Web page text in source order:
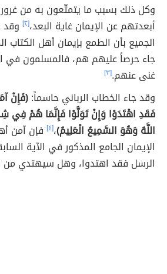
وكل ذلك بسبب ما يتمتّعون به من
أبعدتهم عن الإيمان غاية البعد،[٢]
وقد
الجميع بأن الطمع بإيمان أهل الكتاب
جاء حرصاً عليهم هم، فالمسلمون في
غنى عنهم.[٣]
وقد جاء الخطاب الرباني حاسماً:(فَإِنْ
فَقَدِ اهْتَدَوْا وَإِنْ تَوَلَّوْا فَإِنَّمَا هُمْ
اللَّهُ وَهُوَ السَّمِيعُ الْعَلِيمُ)،[٤]
فإن آمن
الإيمان الجامع المذكور في الآية
الرسل فقد اهتدوا، وهل سيهتدي من